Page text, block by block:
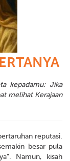
kepadamu: Jika
melihat Kerajaan
reputasi.
besar pula
Namun, kisah